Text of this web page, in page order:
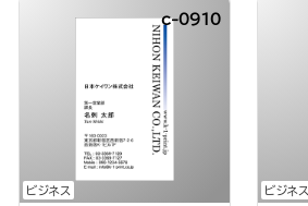
ビジネス
c-0910
ビジネス